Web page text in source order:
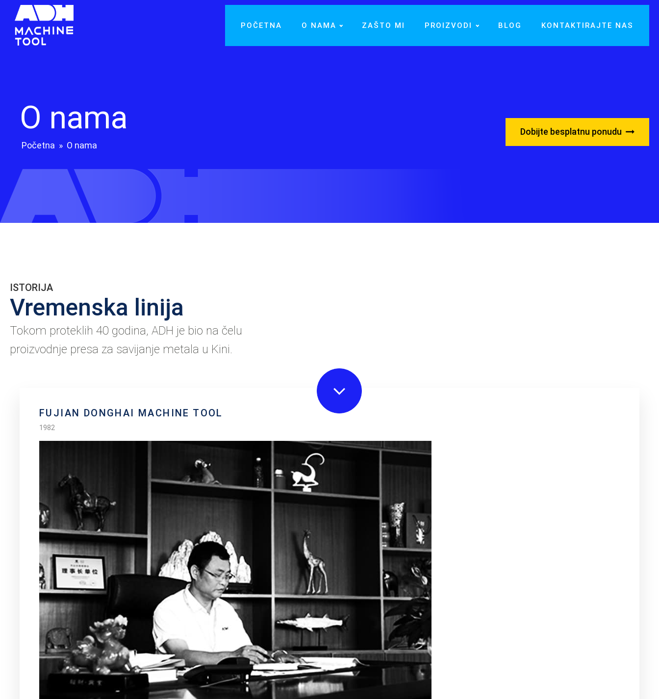
POČETNA O NAMA ZAŠTO MI PROIZVODI BLOG KONTAKTIRAJTE NAS
O nama
Početna » O nama
Dobijte besplatnu ponudu
ISTORIJA
Vremenska linija
Tokom proteklih 40 godina, ADH je bio na čelu
proizvodnje presa za savijanje metala u Kini.
FUJIAN DONGHAI MACHINE TOOL
1982